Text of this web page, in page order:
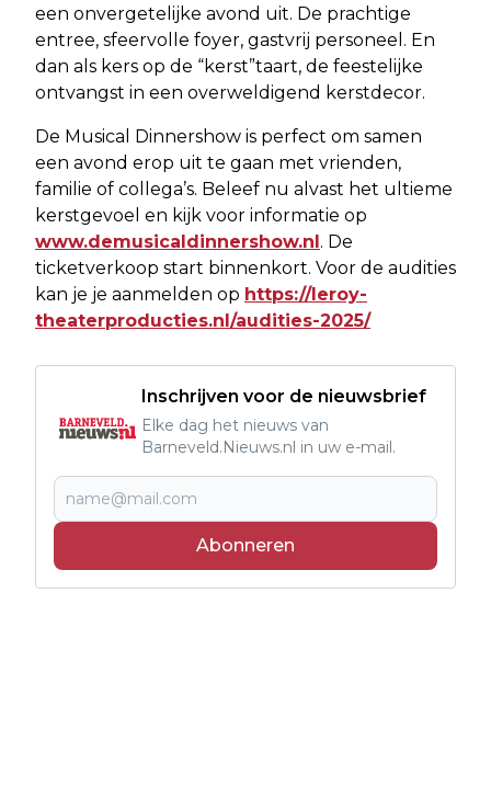
een onvergetelijke avond uit. De prachtige
entree, sfeervolle foyer, gastvrij personeel. En
dan als kers op de “kerst”taart, de feestelijke
ontvangst in een overweldigend kerstdecor.
De Musical Dinnershow is perfect om samen
een avond erop uit te gaan met vrienden,
familie of collega’s. Beleef nu alvast het ultieme
kerstgevoel en kijk voor informatie op
www.demusicaldinnershow.nl. De
ticketverkoop start binnenkort. Voor de audities
kan je je aanmelden op https://leroy-
theaterproducties.nl/audities-2025/
Inschrijven voor de nieuwsbrief
Elke dag het nieuws van
Barneveld.Nieuws.nl in uw e-mail.
Abonneren